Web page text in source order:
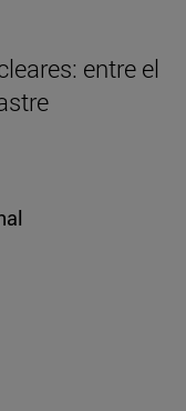
entre el